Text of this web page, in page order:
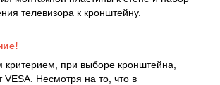
телевизора к кронштейну.
при выборе кронштейна,
VESA. Несмотря на то, что в